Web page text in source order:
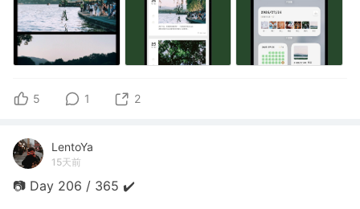
5 1 2
LentoYa
15天前
📷 Day 206 / 365 ✔️